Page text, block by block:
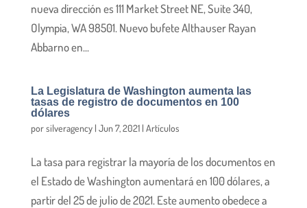
nueva dirección es 111 Market Street NE, Suite 340,
Olympia, WA 98501. Nuevo bufete Althauser Rayan
Abbarno en...
La Legislatura de Washington aumenta las
tasas de registro de documentos en 100
dólares
porsilveragency| Jun 7, 2021| Artículos
La tasa para registrar la mayoría de los documentos en
el Estado de Washington aumentará en 100 dólares, a
partir del 25 de julio de 2021. Este aumento obedece a